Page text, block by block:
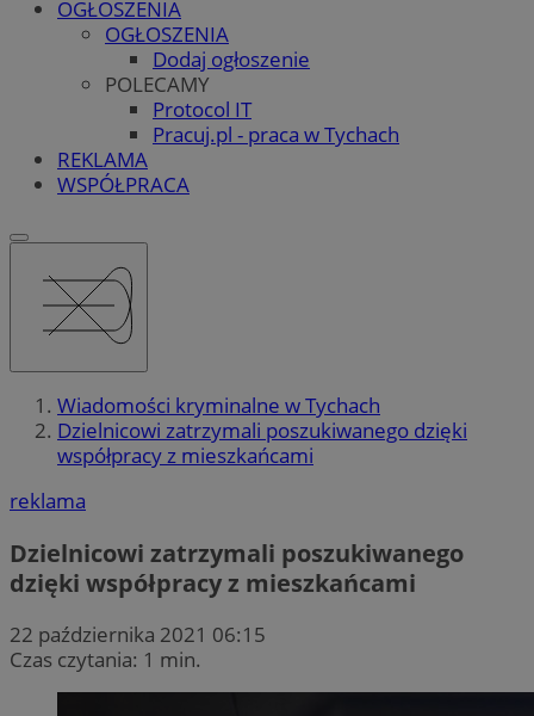
OGŁOSZENIA
OGŁOSZENIA
Dodaj ogłoszenie
POLECAMY
Protocol IT
Pracuj.pl - praca w Tychach
REKLAMA
WSPÓŁPRACA
Wiadomości kryminalne w Tychach
Dzielnicowi zatrzymali poszukiwanego dzięki
współpracy z mieszkańcami
reklama
Dzielnicowi zatrzymali poszukiwanego
dzięki współpracy z mieszkańcami
22 października 2021 06:15
Czas czytania: 1 min.